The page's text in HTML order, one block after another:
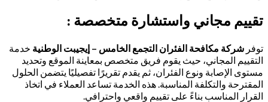
تقييم مجاني واستشارة متخصصة :
توفر شركة مكافحة الفئران التجمع الخامس – إيجيبت الوطنية خدمة
التقييم المجاني، حيث يقوم فريق متخصص بمعاينة الموقع وتحديد
مستوى الإصابة ونوع الفئران، ثم يقدم تقريرًا تفصيليًا يتضمن الحلول
المقترحة والتكلفة المناسبة. هذه الخدمة تساعد العملاء في اتخاذ
القرار المناسب بناءً على تقييم واقعي واحترافي.